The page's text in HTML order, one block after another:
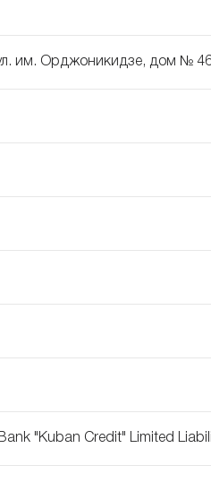
им. Орджоникидзе, дом №
"Kuban Credit" Limited